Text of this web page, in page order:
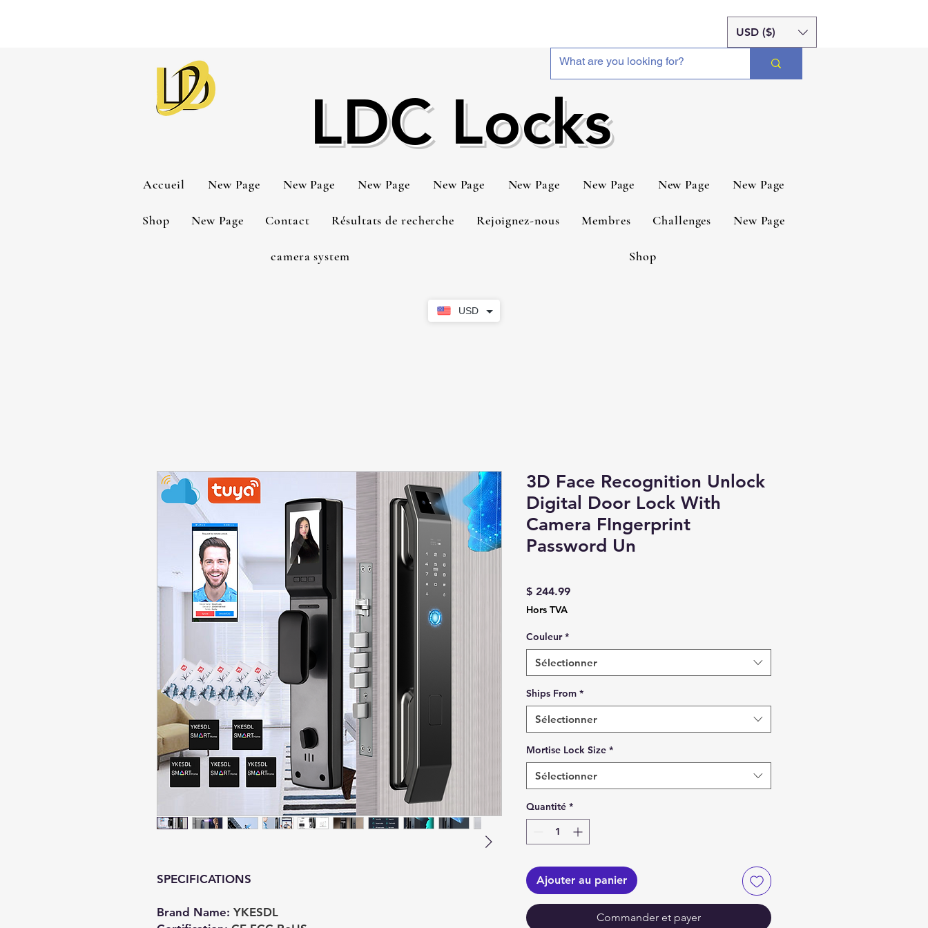
USD
USD ($)
LDC Locks
Accueil New Page New Page New Page New Page New Page New Page New Page New Page
Shop New Page Contact Résultats de recherche Rejoignez-nous Membres Challenges New Page
camera system Shop
SPECIFICATIONS
Brand Name: YKESDL
3D Face Recognition Unlock
Digital Door Lock With
Camera FIngerprint
Password Un
$ 244.99Prix
Hors TVA
Couleur *
Sélectionner
Ships From *
Sélectionner
Mortise Lock Size *
Sélectionner
Quantité *
Ajouter au panier
Commander et payer